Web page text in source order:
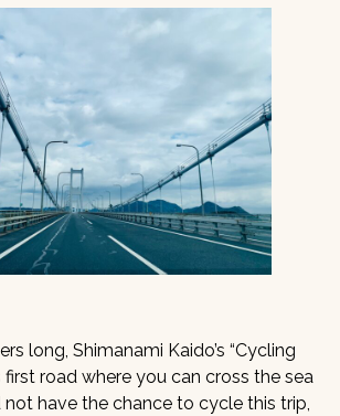
long, Shimanami Kaido’s “Cycling
first road where you can cross the sea
not have the chance to cycle this trip,